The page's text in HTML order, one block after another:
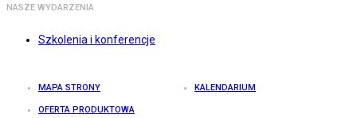
NASZE WYDARZENIA
Szkolenia i konferencje
MAPA STRONY KALENDARIUM
OFERTA PRODUKTOWA